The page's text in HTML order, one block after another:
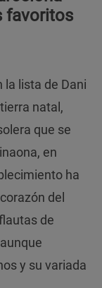
favoritos
la lista de Dani
natal,
que se
en
ha
del
de
y su variada